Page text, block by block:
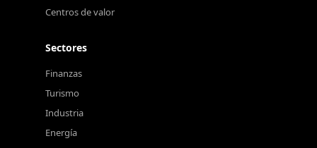
Centros de valor
Sectores
Finanzas
Turismo
Industria
Energía